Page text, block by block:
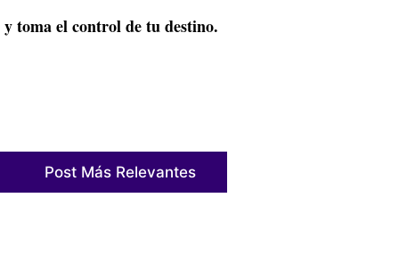
toma el control de tu destino.
Post Más Relevantes